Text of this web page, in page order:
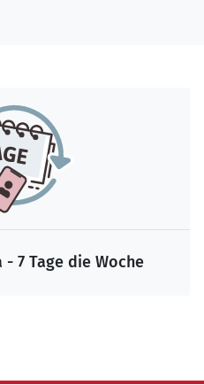
7 Tage die Woche